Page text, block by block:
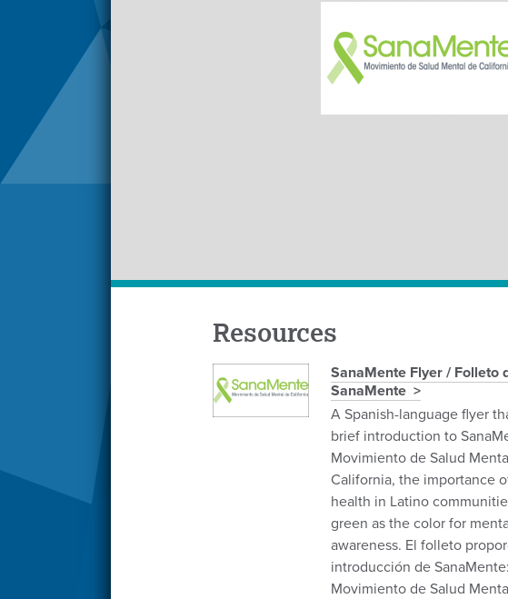
Resources
SanaMente Flyer / Folleto
SanaMente
A Spanish-language flyer
brief introduction to
Movimiento de Salud
California, the importance
health in Latino
green as the color for
awareness. El folleto
introducción de
Movimiento de Salud